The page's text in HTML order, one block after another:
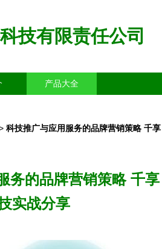
技有限责任公司
产品大全
科技推广与应用服务的品牌营销策略 千享
务的品牌营销策略 千享
实战分享